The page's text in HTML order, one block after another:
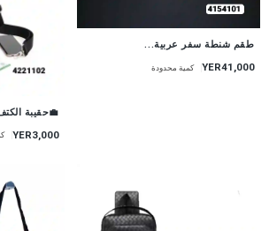
طقم شنطة سفر عربية...
YER41,000 كمية محدودة
💼حقيبة
YER3,000